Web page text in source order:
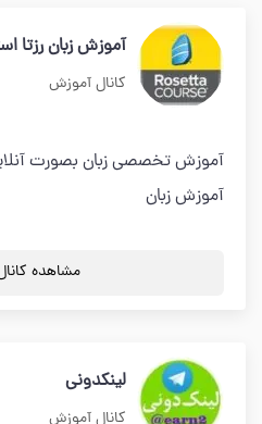
آموزش زبان رزتا
کانال آموزش
آموزش تخصصی زبان بصورت
آموزش زبان
مشاهده
لینکدونی
کانال آموزش